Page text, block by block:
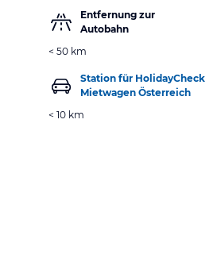
Entfernung zur
Autobahn
< 50 km
Station für HolidayCheck
Mietwagen Österreich
< 10 km